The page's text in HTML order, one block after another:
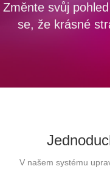
Změnte svůj
se, že krásné
V našem systému